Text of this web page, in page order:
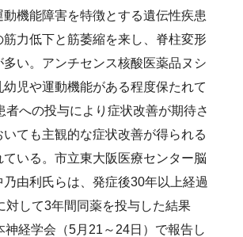
機能障害を特徴とする遺伝性疾患
筋力低下と筋萎縮を来し、脊柱変形
多い。アンチセンス核酸医薬品ヌシ
児や運動機能がある程度保たれて
者への投与により症状改善が期待さ
ても主観的な症状改善が得られる
ている。市立東大阪医療センター脳
由利氏らは、発症後30年以上経過
対して3年間同薬を投与した結果
神経学会（5月21～24日）で報告し